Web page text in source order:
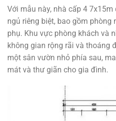
Với mẫu này, nhà cấp 4
ngủ riêng biệt, bao gồm phòng
phụ. Khu vực phòng khách và
không gian rộng rãi và thoáng
một sân vườn nhỏ phía sau,
mát và thư giãn cho gia đình.